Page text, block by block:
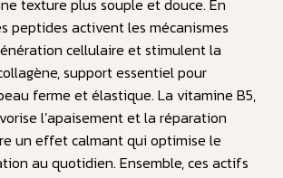
texture plus souple et douce. En
peptides activent les mécanismes
cellulaire et stimulent la
support essentiel pour
ferme et élastique. La vitamine B5,
l’apaisement et la réparation
un effet calmant qui optimise le
au quotidien. Ensemble, ces actifs